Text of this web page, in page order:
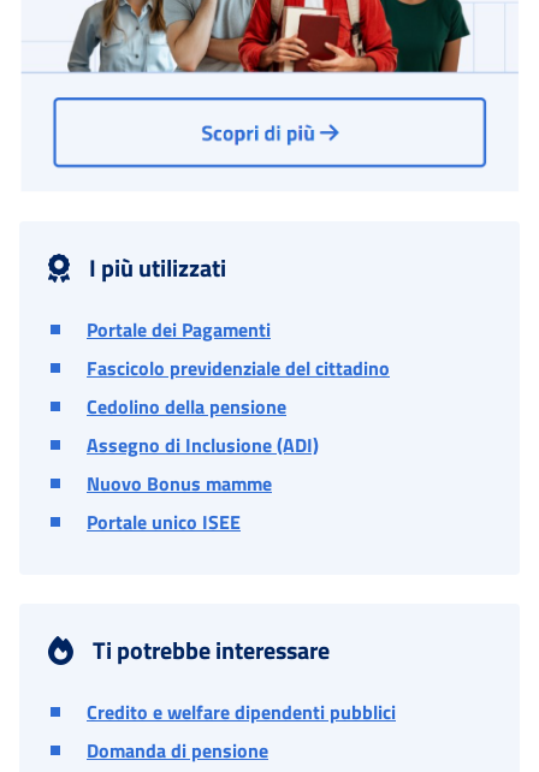
I più utilizzati
Portale dei Pagamenti
Fascicolo previdenziale del cittadino
Cedolino della pensione
Assegno di Inclusione (ADI)
Nuovo Bonus mamme
Portale unico ISEE
Ti potrebbe interessare
Credito e welfare dipendenti pubblici
Domanda di pensione